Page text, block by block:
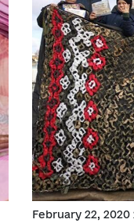
February 22, 2020